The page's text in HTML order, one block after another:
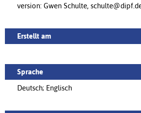
version: Gwen Schulte,
Erstellt am
Sprache
Deutsch; Englisch